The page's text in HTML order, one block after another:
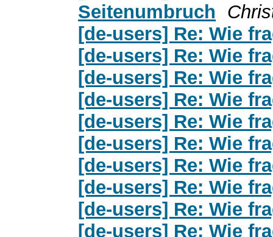
Seitenumbruch
[de-users] Re: Wie
[de-users] Re: Wie
[de-users] Re: Wie
[de-users] Re: Wie
[de-users] Re: Wie
[de-users] Re: Wie
[de-users] Re: Wie
[de-users] Re: Wie
[de-users] Re: Wie
[de-users] Re: Wie